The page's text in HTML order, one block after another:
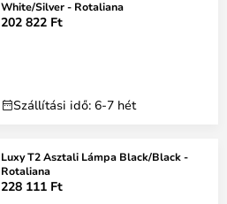
White/Silver - Rotaliana
202 822 Ft
Szállítási idő: 6-7 hét
Luxy T2 Asztali Lámpa Black/Black -
Rotaliana
228 111 Ft